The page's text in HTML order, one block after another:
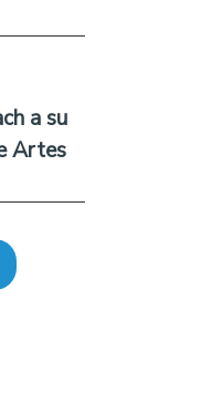
a su
Artes